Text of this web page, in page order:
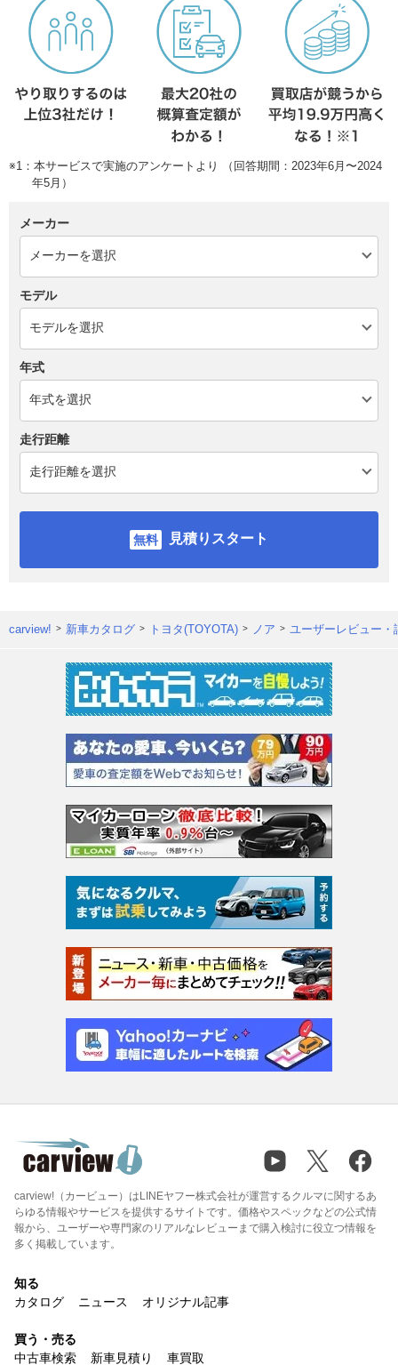
※1：本サービスで実施のアンケートより （回答期間：2023年6月〜2024
年5月）
メーカー
モデル
年式
走行距離
見積りスタート
carview! 新車カタログ トヨタ(TOYOTA) ノア ユーザーレビュー・
carview!（カービュー）はLINEヤフー株式会社が運営するクルマに関するあ
らゆる情報やサービスを提供するサイトです。価格やスペックなどの公式情
報から、ユーザーや専門家のリアルなレビューまで購入検討に役立つ情報を
多く掲載しています。
知る
カタログ
ニュース オリジナル記事
買う・売る
中古車検索
新車見積り 車買取